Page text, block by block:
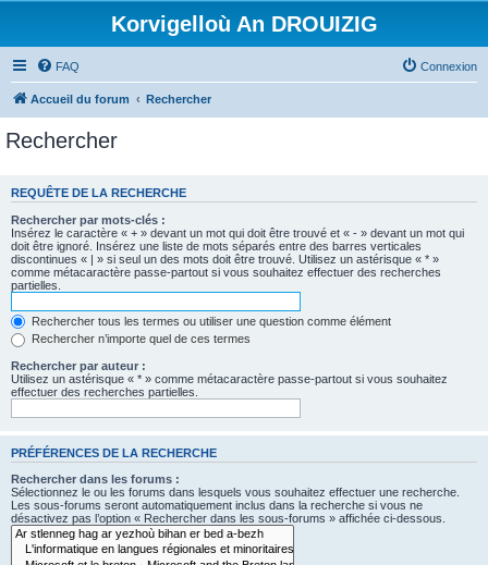
Korvigelloù An DROUIZIG
FAQ Connexion
Accueil du forum Rechercher
Rechercher
REQUÊTE DE LA RECHERCHE
Rechercher par mots-clés :
Insérez le caractère « + » devant un mot qui doit être trouvé et « - » devant un mot qui
doit être ignoré. Insérez une liste de mots séparés entre des barres verticales
discontinues « | » si seul un des mots doit être trouvé. Utilisez un astérisque « * »
comme métacaractère passe-partout si vous souhaitez effectuer des recherches
partielles.
Rechercher tous les termes ou utiliser une question comme élément
Rechercher n’importe quel de ces termes
Rechercher par auteur :
Utilisez un astérisque « * » comme métacaractère passe-partout si vous souhaitez
effectuer des recherches partielles.
PRÉFÉRENCES DE LA RECHERCHE
Rechercher dans les forums :
Sélectionnez le ou les forums dans lesquels vous souhaitez effectuer une recherche.
Les sous-forums seront automatiquement inclus dans la recherche si vous ne
désactivez pas l’option « Rechercher dans les sous-forums » affichée ci-dessous.